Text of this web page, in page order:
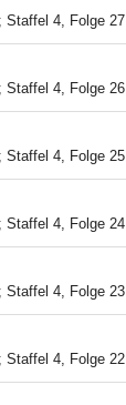
Staffel 4, Folge 27
Staffel 4, Folge 26
Staffel 4, Folge 25
Staffel 4, Folge 24
Staffel 4, Folge 23
Staffel 4, Folge 22